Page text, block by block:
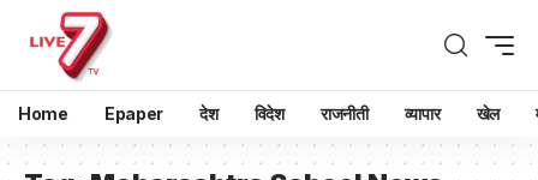
Home Epaper देश विदेश राजनीती व्यापार खेल